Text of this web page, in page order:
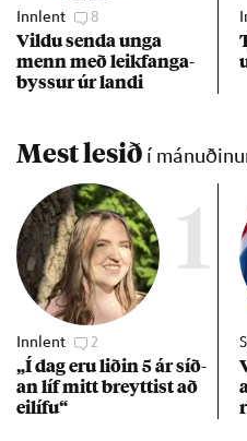
Innlent 8
Vildu senda unga
menn með leik­fanga­
byss­ur úr landi
Mest lesið í
1
Innlent 2
„Í dag eru lið­in 5 ár síð­
an líf mitt breytt­ist að
ei­lífu“